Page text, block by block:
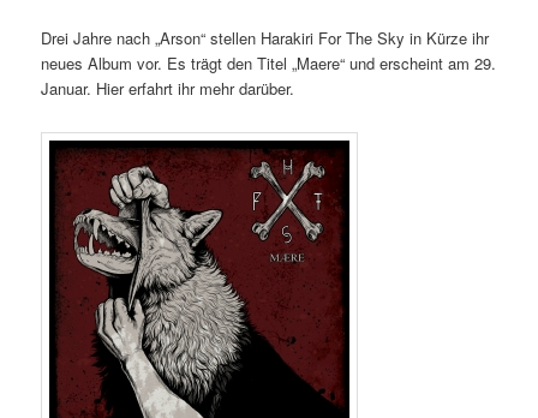
Drei Jahre nach „Arson“ stellen Harakiri For The Sky in Kürze ihr
neues Album vor. Es trägt den Titel „Maere“ und erscheint am 29.
Januar. Hier erfahrt ihr mehr darüber.